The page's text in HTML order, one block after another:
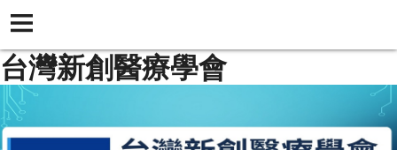
台灣新創醫療學會